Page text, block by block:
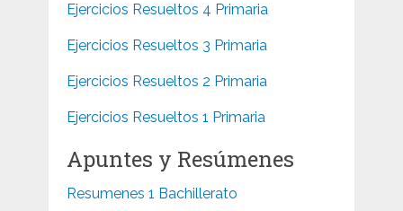
Ejercicios Resueltos 4 Primaria
Ejercicios Resueltos 3 Primaria
Ejercicios Resueltos 2 Primaria
Ejercicios Resueltos 1 Primaria
Apuntes y Resúmenes
Resumenes 1 Bachillerato